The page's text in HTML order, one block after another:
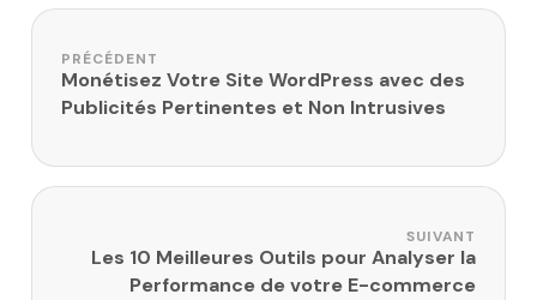
Navigation de l’article
PRÉCÉDENT
Monétisez Votre Site WordPress avec des
Publicités Pertinentes et Non Intrusives
SUIVANT
Les 10 Meilleures Outils pour Analyser la
Performance de votre E-commerce